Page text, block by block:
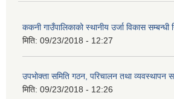
ककनी गाउँपालिकाको स्थानीय उर्जा विकास सम्बन्धी
मिति: 09/23/2018 - 12:27
उपभोक्ता समिति गठन, परिचालन तथा व्यवस्थापन
मिति: 09/23/2018 - 12:26